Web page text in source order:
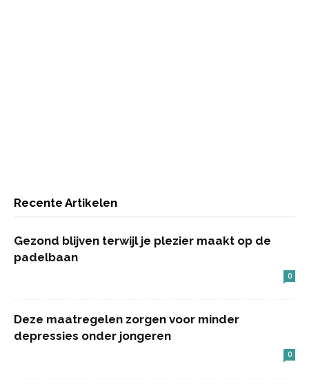
Recente Artikelen
Gezond blijven terwijl je plezier maakt op de
padelbaan
0
Deze maatregelen zorgen voor minder
depressies onder jongeren
0